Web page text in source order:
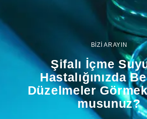
BİZİ ARAYIN
Şifalı İçme
Hastalığınızda
Düzelmeler
musunuz?